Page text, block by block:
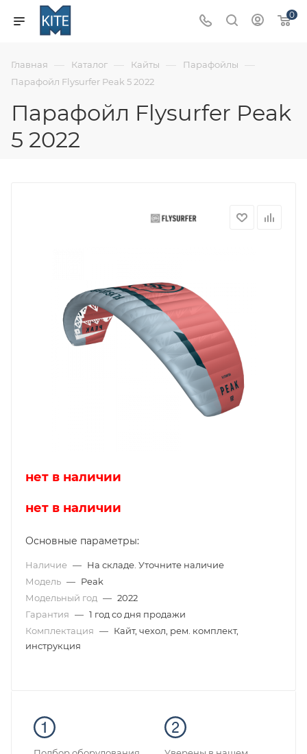
0
Главная — Каталог — Кайты — Парафойлы —
Парафойл Flysurfer Peak 5 2022
Парафойл Flysurfer Peak
5 2022
нет в наличии
нет в наличии
Основные параметры:
Наличие — На складе. Уточните наличие
Модель — Peak
Модельный год — 2022
Гарантия — 1 год со дня продажи
Комплектация — Кайт, чехол, рем. комплект,
инструкция